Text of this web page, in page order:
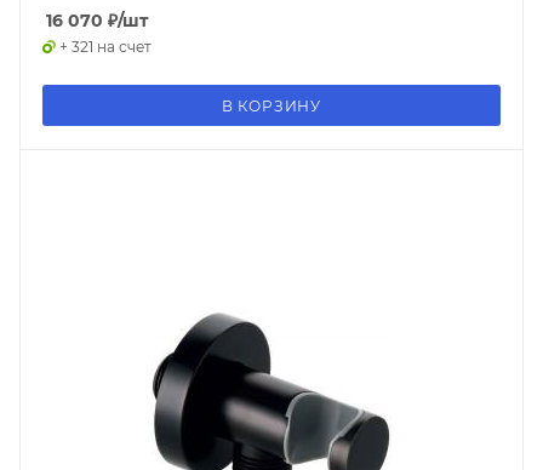
16 070 ₽/шт
+ 321 на счет
В КОРЗИНУ